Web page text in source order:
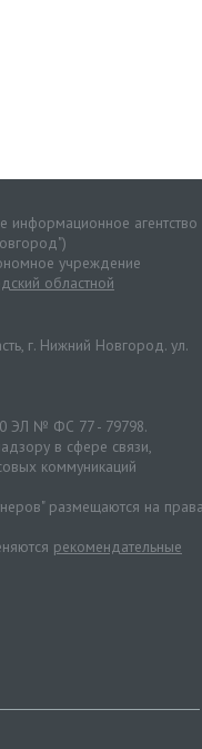
агентство
учреждение
областной
г. Нижний Новгород. ул.
ЭЛ № ФС 77 - 79798.
в сфере связи,
коммуникаций
размещаются на
рекомендательные